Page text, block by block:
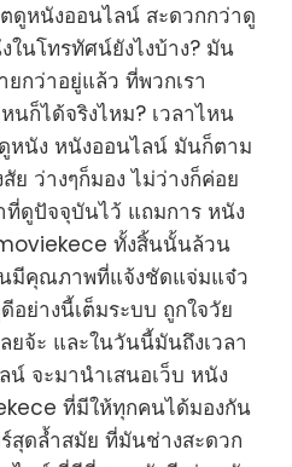
ดูหนังออนไลน์ สะดวกกว่าดู
ในโทรทัศน์ยังไงบ้าง? มัน
กว่าอยู่แล้ว ที่พวกเรา
นก็ได้จริงไหม? เวลาไหน
หนัง หนังออนไลน์ มันก็ตาม
ย ว่างๆก็มอง ไม่ว่างก็ค่อย
ที่ดูปัจจุบันไว้ แถมการ หนัง
ทั้งสิ้นนั้นล้วน
มีคุณภาพที่แจ้งชัดแจ่มแจ๋ว
อย่างนี้เต็มระบบ ถูกใจวัย
จ้ะ และในวันนี้มันถึงเวลา
น์ จะมานำเสนอเว็บ หนัง
ที่มีให้ทุกคนได้มองกัน
สุดล้ำสมัย ที่มันช่างสะดวก